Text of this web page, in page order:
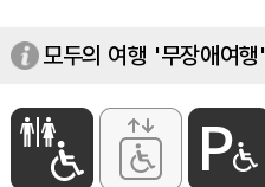
모두의 여행 '무장애여행'